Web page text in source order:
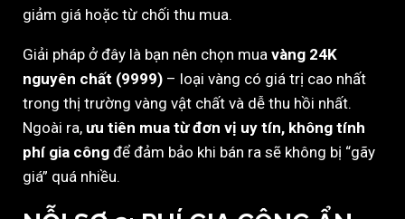
giảm giá hoặc từ chối thu mua.
Giải pháp ở đây là bạn nên chọn mua vàng 24K
nguyên chất (9999) – loại vàng có giá trị cao nhất
trong thị trường vàng vật chất và dễ thu hồi nhất.
Ngoài ra, ưu tiên mua từ đơn vị uy tín, không tính
phí gia công để đảm bảo khi bán ra sẽ không bị “gãy
giá” quá nhiều.